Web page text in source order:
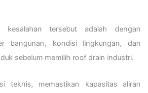
kesalahan tersebut adalah dengan
bangunan, kondisi lingkungan, dan
sebelum memilih roof drain industri.
teknis, memastikan kapasitas aliran